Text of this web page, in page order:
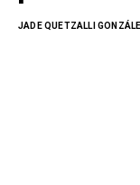
JADE QUETZALLI